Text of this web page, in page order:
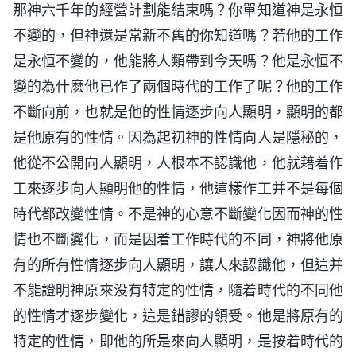
那神六千年的經營計劃能結束嗎？你單知道神是永恒
不變的，但神還是常新不舊的你知道嗎？若他的工作
是永恒不變的，他能將人類帶到今天嗎？他是永恒不
變的為什麽他已作了兩個時代的工作了呢？他的工作
不斷向前，也就是他的性情逐步向人顯明，顯明的都
是他原有的性情。因為起初神的性情向人是隱秘的，
他從不公開向人顯明，人根本不認識他，他就藉着作
工來逐步向人顯明他的性情，他這樣作工并不是每個
時代都改變性情。不是神的心意不斷變化因而神的性
情也不斷變化，而是因着工作時代的不同，神將他原
有的所有性情逐步向人顯明，讓人來認識他，但這并
不能證明神原來没有特定的性情，隨着時代的不同他
的性情才逐步變化，這是錯謬的領受。他是將原有的
特定的性情，即他的所是來向人顯明，是按着時代的